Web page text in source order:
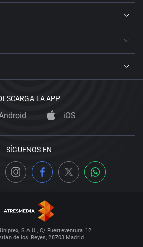
LA APP
iOS
SÍGUENOS EN
S.A.U., C/ Fuerteventura 12
de los Reyes, 28703 Madrid